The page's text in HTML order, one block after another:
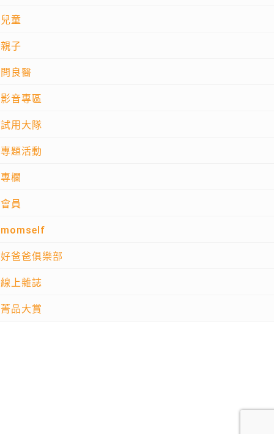
兒童
親子
問良醫
影音專區
試用大隊
專題活動
專欄
會員
momself
好爸爸俱樂部
線上雜誌
菁品大賞